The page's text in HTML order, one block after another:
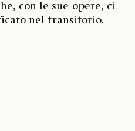
con le sue opere, ci
nel transitorio.